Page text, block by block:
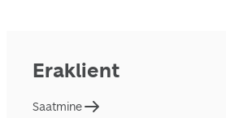
Eraklient
Saatmine